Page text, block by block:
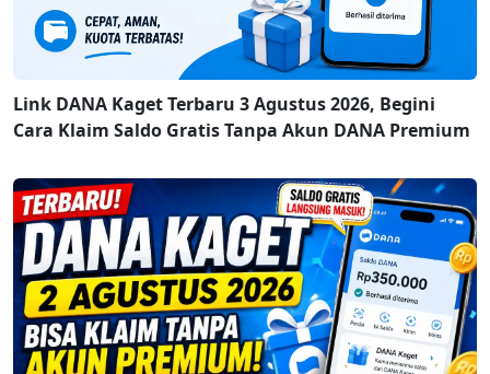
Link DANA Kaget Terbaru 3 Agustus 2026, Begini
Cara Klaim Saldo Gratis Tanpa Akun DANA Premium